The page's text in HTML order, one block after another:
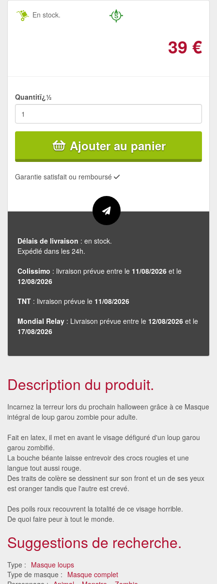
En stock.
39 €
Quantitï¿½
Ajouter au panier
Garantie satisfait ou remboursé
Délais de livraison : en stock.
Expédié dans les 24h.
Colissimo : livraison prévue entre le 11/08/2026 et le
12/08/2026
TNT : livraison prévue le 11/08/2026
Mondial Relay : Livraison prévue entre le 12/08/2026 et le
17/08/2026
Description du produit.
Incarnez la terreur lors du prochain halloween grâce à ce Masque
intégral de loup garou zombie pour adulte.
Fait en latex, il met en avant le visage défiguré d'un loup garou
garou zombifié.
La bouche béante laisse entrevoir des crocs rougies et une
langue tout aussi rouge.
Des traits de colère se dessinent sur son front et un de ses yeux
est oranger tandis que l'autre est crevé.
Des poils roux recouvrent la totalité de ce visage horrible.
De quoi faire peur à tout le monde.
Suggestions de recherche.
Type : Masque loups
Type de masque : Masque complet